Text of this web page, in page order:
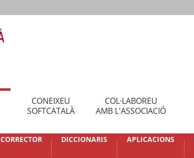
CONEIXEU
SOFTCATALÀ
COL·LABOREU
AMB L'ASSOCIACIÓ
CORRECTOR DICCIONARIS APLICACIONS